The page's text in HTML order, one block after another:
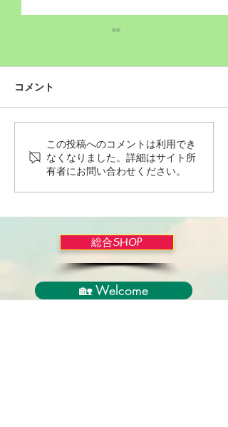
Wordだけで作っちゃおう
～★みことば職人るちゃ
ん('◇')ゞ
コメント
この投稿へのコメントは利用でき
なくなりました。詳細はサイト所
有者にお問い合わせください。
総合SHOP
🏡 Welcome